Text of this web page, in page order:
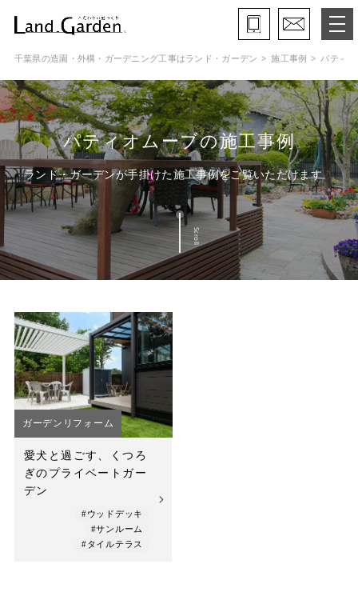
ランド・ガーデンとは
モデルガーデン
施工事例
保証と約束・ご理解いただきたい事
施工の流れ
よくある質問
会社概要
店舗案内
スタッフ紹介
プライバシーポリシー
サイトマップ
千葉県の造園・外構・ガーデニング工事はランド・ガーデン 施工事例 パティ
パティオムーブの施工事例
ランド・ガーデンが手掛けた施工事例をご覧いただけます
Scroll
ガーデンリフォーム
愛犬と過ごす、くつろ
ぎのプライベートガー
デン
#ウッドデッキ
#サンルーム
#タイルテラス